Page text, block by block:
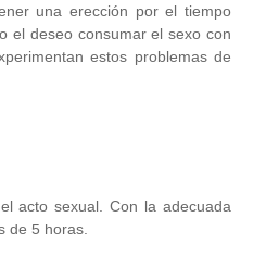
una erección por el tiempo
el deseo consumar el sexo con
estos problemas de
acto sexual. Con la adecuada
de 5 horas.